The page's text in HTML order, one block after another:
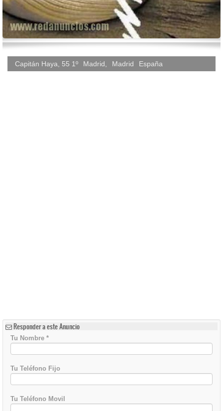
Capitán Haya, 55 1º Madrid Madrid España
Responder a este Anuncio
Tu Nombre *
Tu Teléfono Fijo
Tu Teléfono Movil